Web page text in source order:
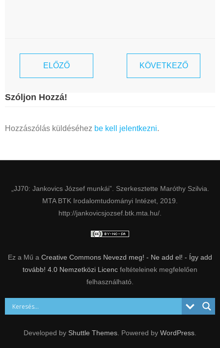
ELŐZŐ KÖVETKEZŐ
Szóljon Hozzá!
Hozzászólás küldéséhez be kell jelentkezni.
„JJ70: Jankovics József munkái”. Szerkesztette Maróthy Szilvia.
MTA BTK Irodalomtudományi Intézet, 2019.
http://jankovicsjozsef.btk.mta.hu/.
Ez a Mű a Creative Commons Nevezd meg! - Ne add el! - Így add
tovább! 4.0 Nemzetközi Licenc feltételeinek megfelelően
felhasználható.
Developed by Shuttle Themes . Powered by WordPress